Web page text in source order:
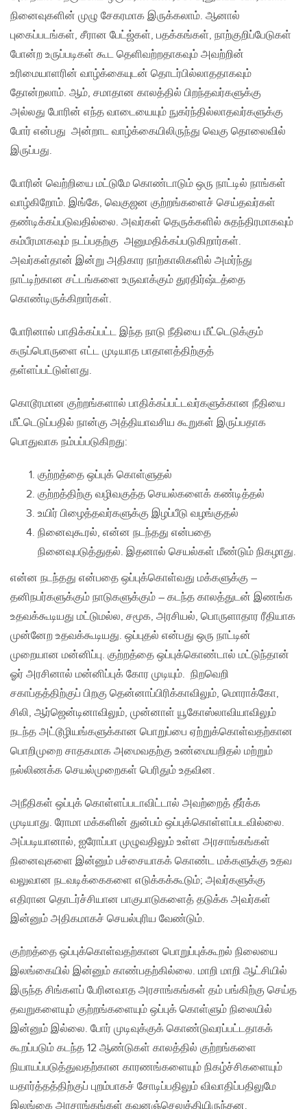
நினைவுகளின் முழு சேகரமாக இருக்கலாம். ஆனால்
புகைப்படங்கள், சீரான பேட்ஜ்கள், பதக்கங்கள், நாற்குறிப்பேடுகள்
போன்ற உருப்படிகள் கூட தெளிவற்றதாகவும் அவற்றின்
உரிமையாளரின் வாழ்க்கையுடன் தொடர்பில்லாததாகவும்
தோன்றலாம். ஆம், சமாதான காலத்தில் பிறந்தவர்களுக்கு
அல்லது போரின் எந்த வாடையையும் நுகர்ந்தில்லாதவர்களுக்கு
போர் என்பது அன்றாட வாழ்க்கையிலிருந்து வெகு தொலைவில்
இருப்பது.
போரின் வெற்றியை மட்டுமே கொண்டாடும் ஒரு நாட்டில் நாங்கள்
வாழ்கிறோம். இங்கே, வெகுஜன குற்றங்களைச் செய்தவர்கள்
தண்டிக்கப்படுவதில்லை. அவர்கள் தெருக்களில் சுதந்திரமாகவும்
கம்பீரமாகவும் நடப்பதற்கு அனுமதிக்கப்படுகிறார்கள்.
அவர்கள்தான் இன்று அதிகார நாற்காலிகளில் அமர்ந்து
நாட்டிற்கான சட்டங்களை உருவாக்கும் துரதிர்ஷ்டத்தை
கொண்டிருக்கிறார்கள்.
போரினால் பாதிக்கப்பட்ட இந்த நாடு நீதியை மீட்டெடுக்கும்
கருப்பொருளை எட்ட முடியாத பாதாளத்திற்குத்
தள்ளப்பட்டுள்ளது.
கொடூரமான குற்றங்களால் பாதிக்கப்பட்டவர்களுக்கான நீதியை
மீட்டெடுப்பதில் நான்கு அத்தியாவசிய கூறுகள் இருப்பதாக
பொதுவாக நம்பப்படுகிறது:
குற்றத்தை ஒப்புக் கொள்ளுதல்
குற்றத்திற்கு வழிவகுத்த செயல்களைக் கண்டித்தல்
உயிர் பிழைத்தவர்களுக்கு இழப்பீடு வழங்குதல்
நினைவுகூரல், என்ன நடந்தது என்பதை
நினைவுபடுத்துதல். இதனால் செயல்கள் மீண்டும் நிகழாது.
என்ன நடந்தது என்பதை ஒப்புக்கொள்வது மக்களுக்கு –
தனிநபர்களுக்கும் நாடுகளுக்கும் – கடந்த காலத்துடன் இணங்க
உதவக்கூடியது மட்டுமல்ல, சமூக, அரசியல், பொருளாதார ரீதியாக
முன்னேற உதவக்கூடியது. ஒப்புதல் என்பது ஒரு நாட்டின்
முறையான மன்னிப்பு. குற்றத்தை ஒப்புக்கொண்டால் மட்டுந்தான்
ஓர் அரசினால் மன்னிப்புக் கோர முடியும். நிறவெறி
சகாப்தத்திற்குப் பிறகு தென்னாப்பிரிக்காவிலும், மொராக்கோ,
சிலி, ஆர்ஜென்டினாவிலும், முன்னாள் யூகோஸ்லாவியாவிலும்
நடந்த அட்டூழியங்களுக்கான பொறுப்பை ஏற்றுக்கொள்வதற்கான
பொறிமுறை சாதகமாக அமைவதற்கு உண்மையறிதல் மற்றும்
நல்லிணக்க செயல்முறைகள் பெரிதும் உதவின.
அநீதிகள் ஒப்புக் கொள்ளப்படாவிட்டால் அவற்றைத் தீர்க்க
முடியாது. ரோமா மக்களின் துன்பம் ஒப்புக்கொள்ளப்படவில்லை.
அப்படியானால், ஐரோப்பா முழுவதிலும் உள்ள அரசாங்கங்கள்
நினைவுகளை இன்னும் பச்சையாகக் கொண்ட மக்களுக்கு உதவ
வலுவான நடவடிக்கைகளை எடுக்கக்கூடும்; அவர்களுக்கு
எதிரான தொடர்ச்சியான பாகுபாடுகளைத் தடுக்க அவர்கள்
இன்னும் அதிகமாகச் செயல்புரிய வேண்டும்.
குற்றத்தை ஒப்புக்கொள்வதற்கான பொறுப்புக்கூறல் நிலையை
இலங்கையில் இன்னும் காண்பதற்கில்லை. மாறி மாறி ஆட்சியில்
இருந்த சிங்களப் பேரினவாத அரசாங்கங்கள் தம் பங்கிற்கு செய்த
தவறுகளையும் குற்றங்களையும் ஒப்புக் கொள்ளும் நிலையில்
இன்னும் இல்லை. போர் முடிவுக்குக் கொண்டுவரப்பட்டதாகக்
கூறப்படும் கடந்த 12 ஆண்டுகள் காலத்தில் குற்றங்களை
நியாயப்படுத்துவதற்கான காரணங்களையும் நிகழ்ச்சிகளையும்
யதார்த்தத்திற்குப் புறம்பாகச் சோடிப்பதிலும் விவாதிப்பதிலுமே
இலங்கை அரசாங்கங்கள் கவனஞ்செலுத்தியிருந்தன.